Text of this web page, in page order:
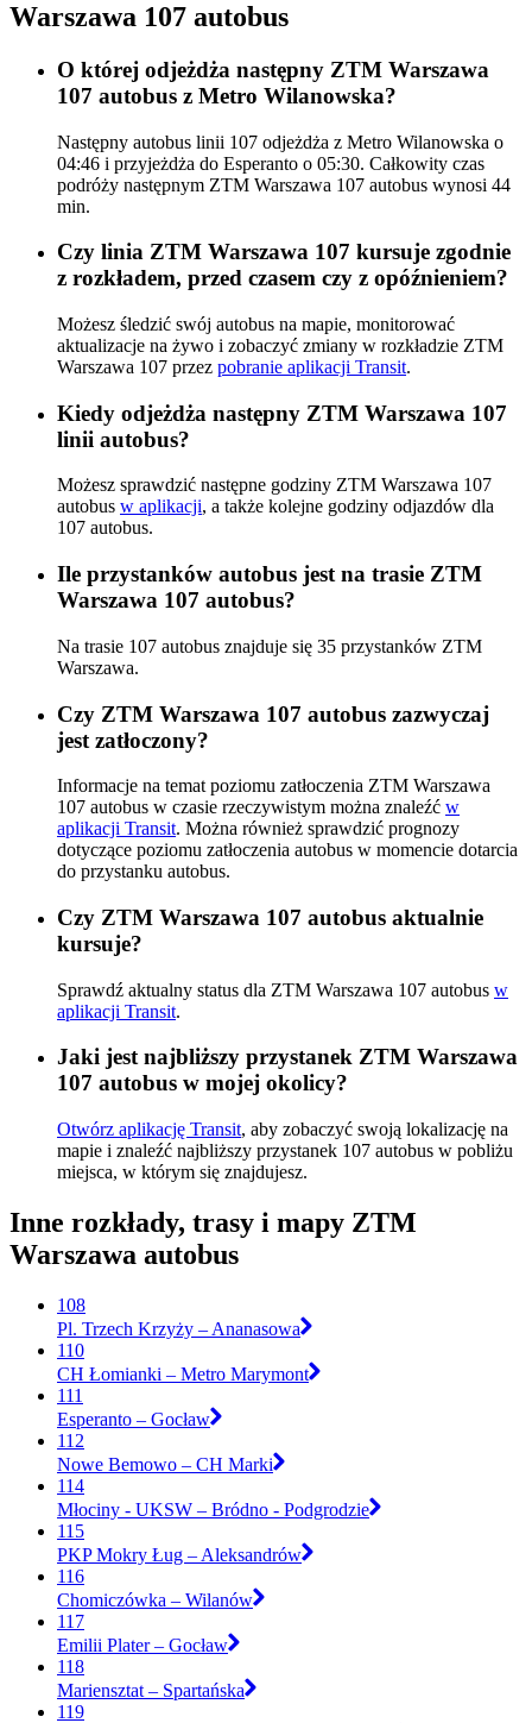
Warszawa 107 autobus
O której odjeżdża następny ZTM Warszawa
107 autobus z Metro Wilanowska?
Następny autobus linii 107 odjeżdża z Metro Wilanowska o
04:46 i przyjeżdża do Esperanto o 05:30. Całkowity czas
podróży następnym ZTM Warszawa 107 autobus wynosi 44
min.
Czy linia ZTM Warszawa 107 kursuje zgodnie
z rozkładem, przed czasem czy z opóźnieniem?
Możesz śledzić swój autobus na mapie, monitorować
aktualizacje na żywo i zobaczyć zmiany w rozkładzie ZTM
Warszawa 107 przez pobranie aplikacji Transit.
Kiedy odjeżdża następny ZTM Warszawa 107
linii autobus?
Możesz sprawdzić następne godziny ZTM Warszawa 107
autobus w aplikacji, a także kolejne godziny odjazdów dla
107 autobus.
Ile przystanków autobus jest na trasie ZTM
Warszawa 107 autobus?
Na trasie 107 autobus znajduje się 35 przystanków ZTM
Warszawa.
Czy ZTM Warszawa 107 autobus zazwyczaj
jest zatłoczony?
Informacje na temat poziomu zatłoczenia ZTM Warszawa
107 autobus w czasie rzeczywistym można znaleźć w
aplikacji Transit. Można również sprawdzić prognozy
dotyczące poziomu zatłoczenia autobus w momencie dotarcia
do przystanku autobus.
Czy ZTM Warszawa 107 autobus aktualnie
kursuje?
Sprawdź aktualny status dla ZTM Warszawa 107 autobus w
aplikacji Transit.
Jaki jest najbliższy przystanek ZTM Warszawa
107 autobus w mojej okolicy?
Otwórz aplikację Transit, aby zobaczyć swoją lokalizację na
mapie i znaleźć najbliższy przystanek 107 autobus w pobliżu
miejsca, w którym się znajdujesz.
Inne rozkłady, trasy i mapy ZTM
Warszawa autobus
108
Pl. Trzech Krzyży – Ananasowa
110
CH Łomianki – Metro Marymont
111
Esperanto – Gocław
112
Nowe Bemowo – CH Marki
114
Młociny - UKSW – Bródno - Podgrodzie
115
PKP Mokry Ług – Aleksandrów
116
Chomiczówka – Wilanów
117
Emilii Plater – Gocław
118
Mariensztat – Spartańska
119